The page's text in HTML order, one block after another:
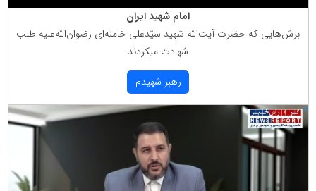
امام شهید ایران
برش‌هایی كه حضرت آیت‌الله شهید سیّدعلی خامنه‌ای رضوان‌الله‌علیه طلب
شهادت میكردند
رهبر شهیدم